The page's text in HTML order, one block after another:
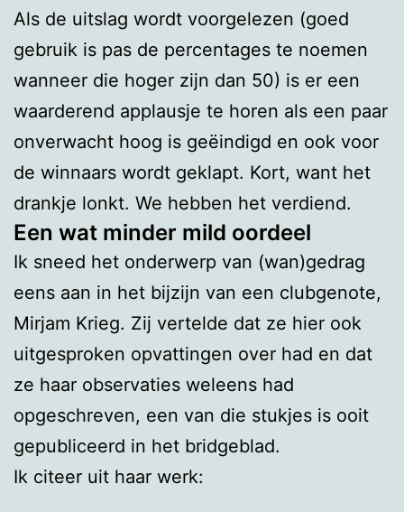
Als de uitslag wordt voorgelezen (goed
gebruik is pas de percentages te noemen
wanneer die hoger zijn dan 50) is er een
waarderend applausje te horen als een paar
onverwacht hoog is geëindigd en ook voor
de winnaars wordt geklapt. Kort, want het
drankje lonkt. We hebben het verdiend.
Een wat minder mild oordeel
Ik sneed het onderwerp van (wan)gedrag
eens aan in het bijzijn van een clubgenote,
Mirjam Krieg. Zij vertelde dat ze hier ook
uitgesproken opvattingen over had en dat
ze haar observaties weleens had
opgeschreven, een van die stukjes is ooit
gepubliceerd in het bridgeblad.
Ik citeer uit haar werk: